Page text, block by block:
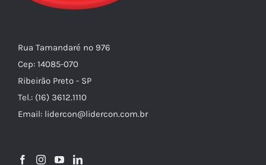
Rua Tamandaré nº 976
Cep: 14085-070
Ribeirão Preto - SP
Tel.: (16) 3612.1110
Email: lidercon@lidercon.com.br